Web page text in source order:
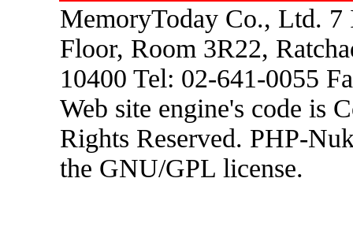
MemoryToday Co., Ltd.
Floor, Room 3R22,
10400 Tel: 02-641-0055
Web site engine's code is
Rights Reserved. PHP-
the GNU/GPL license.